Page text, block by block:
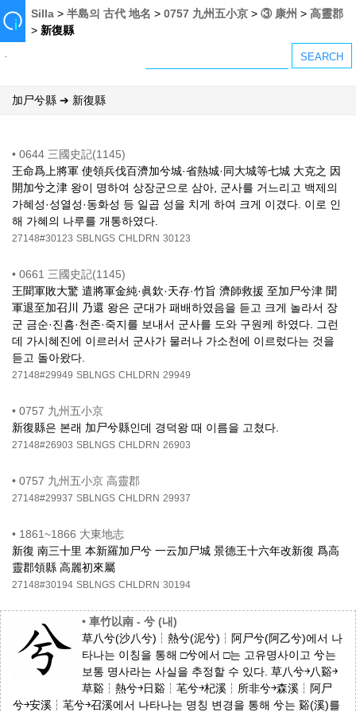
Silla >半島의 古代 地名 >0757 九州五小京 >③ 康州 >高靈郡
> 新復縣
加尸兮縣 ➔ 新復縣
• 0644 三國史記(1145)
王命爲上將軍 使領兵伐百濟加兮城·省熱城·同大城等七城 大克之 因
開加兮之津 왕이 명하여 상장군으로 삼아, 군사를 거느리고 백제의
가혜성·성열성·동화성 등 일곱 성을 치게 하여 크게 이겼다. 이로 인
해 가혜의 나루를 개통하였다.
27148#30123 SBLNGS CHLDRN 30123
• 0661 三國史記(1145)
王聞軍敗大驚 遣將軍金純·眞欽·天存·竹旨 濟師救援 至加尸兮津 聞
軍退至加召川 乃還 왕은 군대가 패배하였음을 듣고 크게 놀라서 장
군 금순·진흠·천존·죽지를 보내서 군사를 도와 구원케 하였다. 그런
데 가시혜진에 이르러서 군사가 물러나 가소천에 이르렀다는 것을
듣고 돌아왔다.
27148#29949 SBLNGS CHLDRN 29949
• 0757 九州五小京
新復縣은 본래 加尸兮縣인데 경덕왕 때 이름을 고쳤다.
27148#26903 SBLNGS CHLDRN 26903
• 0757 九州五小京 高靈郡
27148#29937 SBLNGS CHLDRN 29937
• 1861~1866 大東地志
新復 南三十里 本新羅加尸兮 一云加尸城 景德王十六年改新復 爲高
靈郡領縣 高麗初來屬
27148#30194 SBLNGS CHLDRN 30194
• 車竹以南 - 兮 (내)
草八兮(沙八兮)┆熱兮(泥兮)┆阿尸兮(阿乙兮)에서 나
타나는 이칭을 통해 □兮에서 □는 고유명사이고 兮는
보통 명사라는 사실을 추정할 수 있다. 草八兮￫八谿￫
草谿┆熱兮￫日谿┆芼兮￫杞溪┆所非兮￫森溪┆阿尸
兮￫安溪┆芼兮￫召溪에서 나타나는 명칭 변경을 통해 兮는 谿(溪)를